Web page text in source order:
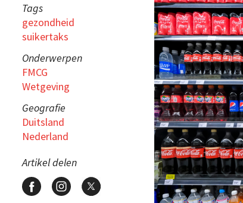
Tags
gezondheid
suikertaks
Onderwerpen
FMCG
Wetgeving
Geografie
Duitsland
Nederland
Artikel delen